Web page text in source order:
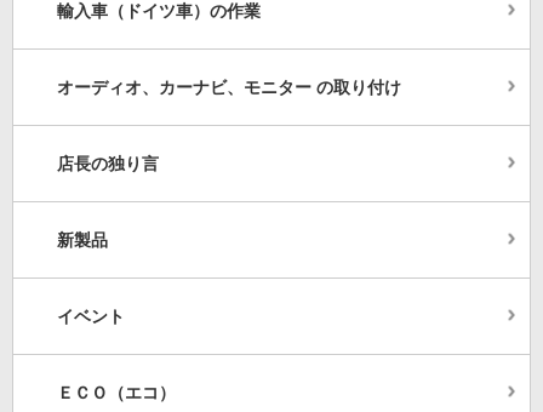
輸入車（ドイツ車）の作業
オーディオ、カーナビ、モニター の取り付け
店長の独り言
新製品
イベント
ＥＣＯ（エコ）